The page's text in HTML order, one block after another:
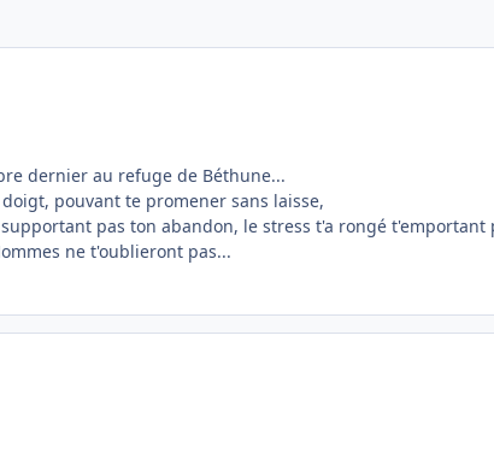
dernier au refuge de Béthune...
pouvant te promener sans laisse,
pas ton abandon, le stress t'a rongé t'emportant
ne t'oublieront pas...